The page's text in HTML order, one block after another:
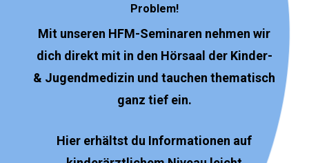
Problem!
Mit unseren HFM-Seminaren nehmen wir
dich direkt mit in den Hörsaal der Kinder-
& Jugendmedizin und tauchen thematisch
ganz tief ein.
Hier erhältst du Informationen auf